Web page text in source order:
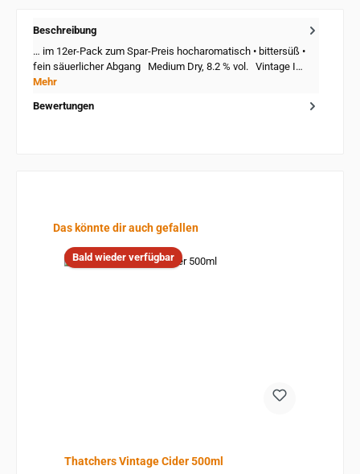
Beschreibung
… im 12er-Pack zum Spar-Preis hocharomatisch • bittersüß •
fein säuerlicher Abgang Medium Dry, 8.2 % vol. Vintage I…
Mehr
Bewertungen
Produktgalerie überspringen
Das könnte dir auch gefallen
Bald wieder verfügbar
Thatchers Vintage Cider 500ml